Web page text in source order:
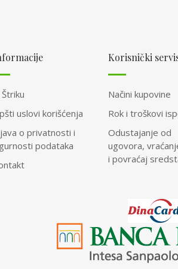
uslovi korišćenja
o privatnosti i
podataka
Korisnički
Načini kupovine
Rok i troškovi
Odustajanje od
ugovora,
i povraćaj